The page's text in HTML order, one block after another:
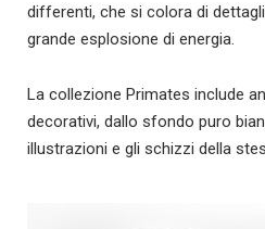
differenti, che si colora di
grande esplosione di energia.
La collezione Primates include
decorativi, dallo sfondo puro
illustrazioni e gli schizzi della